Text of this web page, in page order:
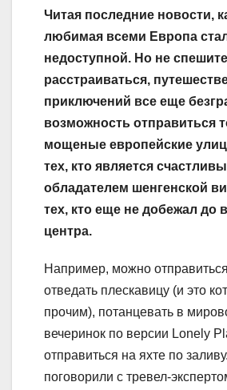
Читая последние новости,
любимая всеми Европа
недоступной. Но не спешите
расстраиваться,
приключений все еще
возможность отправиться
мощеные европейские
тех, кто является
обладателем шенгенской
тех, кто еще не добежал до
центра.
Например, можно
отведать плескавицу (и это
прочим), потанцевать в
вечеринок по версии Lonely
отправиться на яхте по
поговорили с тревел-